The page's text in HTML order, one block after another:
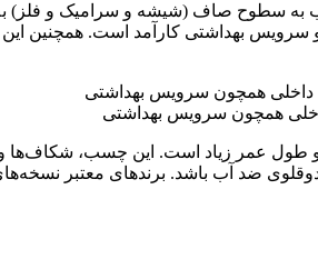
به سطوح صاف (شیشه و سرامیک و فلز)
بهداشتی کارآمد است. همچنین
همچون سرویس بهداشتی
سیلیکونی، زمان خشک شدن نسبتاً سریع آن (معمولاً ۱۲ تا ۲۴ ساعت) و دوام
ضد آب باشد. برندهای معتبر